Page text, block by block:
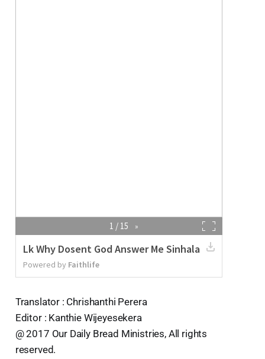
Translator : Chrishanthi Perera
Editor : Kanthie Wijeyesekera
@ 2017 Our Daily Bread Ministries, All rights
reserved.